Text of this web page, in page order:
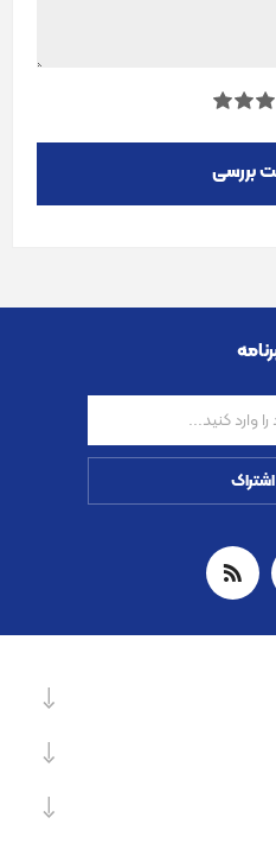
بررسی
اشتراک